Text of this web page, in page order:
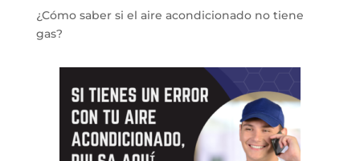
¿Cómo saber si el aire acondicionado no tiene
gas?